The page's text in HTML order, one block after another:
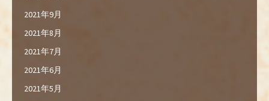
2021年9月
2021年8月
2021年7月
2021年6月
2021年5月